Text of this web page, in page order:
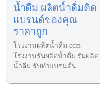
น้ำดื่ม ผลิตน้ำดื่มติด
แบรนด์ของคุณ
ราคาถูก
โรงงานผลิตน้ำดื่ม.com
โรงงานรับผลิตน้ำดื่ม รับผลิต
น้ำดื่ม รับทำแบรนด์น